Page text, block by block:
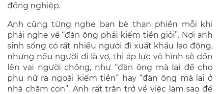
đồng nghiệp.
Anh cũng từng nghe bạn bè than phiền mỗi khi
phải nghe về “đàn ông phải kiếm tiền giỏi”. Nơi anh
sinh sống có rất nhiều người đi xuất khẩu lao động,
nhưng nếu người đi là vợ, thì áp lực vô hình sẽ dồn
lên vai người chồng, như “đàn ông mà lại để cho
phụ nữ ra ngoài kiếm tiền” hay “đàn ông mà lại ở
nhà chăm con”. Anh rất trăn trở về việc làm sao để